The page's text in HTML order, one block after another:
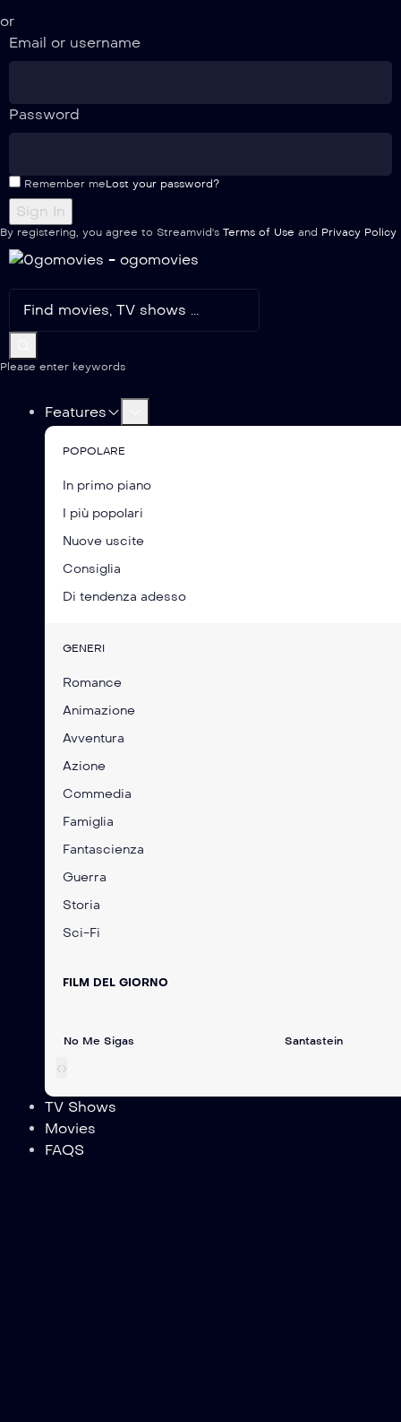
or
Email or username
Password
Remember meLost your password?
By registering, you agree to Streamvid's Terms of Use and Privacy Policy
Please enter keywords
Features
POPOLARE
In primo piano
I più popolari
Nuove uscite
Consiglia
Di tendenza adesso
GENERI
Romance
Animazione
Avventura
Azione
Commedia
Famiglia
Fantascienza
Guerra
Storia
Sci-Fi
FILM DEL GIORNO
No Me Sigas Santastein
‹›
TV Shows
Movies
FAQS